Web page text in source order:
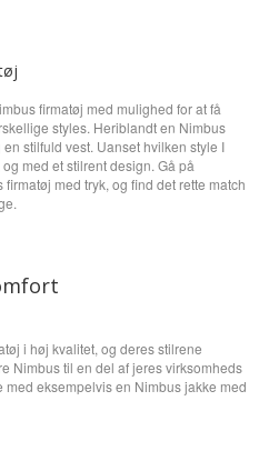
firmatøj med mulighed for at få
styles. Heriblandt en Nimbus
stilfuld vest. Uanset hvilken style I
med et stilrent design. Gå på
med tryk, og find det rette match
i høj kvalitet, og deres stilrene
Nimbus til en del af jeres virksomheds
eksempelvis en Nimbus jakke med